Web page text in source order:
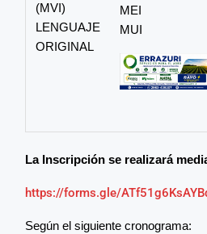
(MVI)
LENGUAJE
ORIGINAL
MEI
MUI
La Inscripción se realizará
https://forms.gle/
Según el siguiente cronograma: